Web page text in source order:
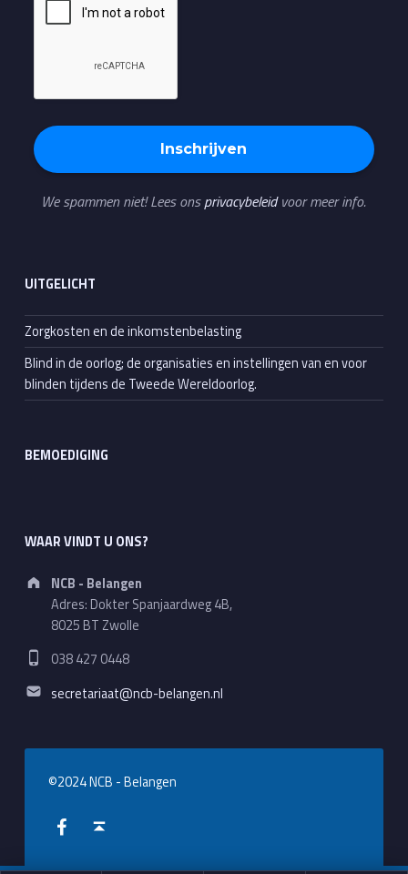
We spammen niet! Lees onsprivacybeleidvoor meer info.
UITGELICHT
Zorgkosten en de inkomstenbelasting
Blind in de oorlog; de organisaties en instellingen van en voor
blinden tijdens de Tweede Wereldoorlog.
BEMOEDIGING
WAAR VINDT U ONS?
Address:
NCB - Belangen
Adres: Dokter Spanjaardweg 4B,
8025 BT Zwolle
Phone number:
038 427 0448
Email address:
secretariaat@ncb-belangen.nl
©2024 NCB - Belangen
WebMan on Facebook